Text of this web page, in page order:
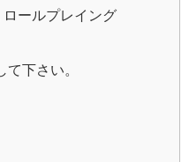
ールプレイング
下さい。